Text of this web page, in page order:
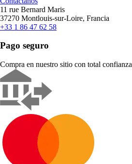
11 rue Bernard Maris
37270 Montlouis-sur-Loire, Francia
+33 1 86 47 62 58
Pago seguro
Compra en nuestro sitio con total confianza